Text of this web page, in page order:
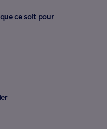
ce soit pour